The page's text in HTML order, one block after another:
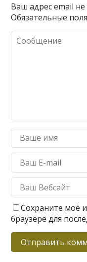
Ваш адрес email
Обязательные
Сохраните моё
браузере для